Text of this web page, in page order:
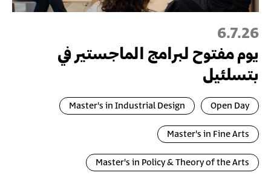
6.7.26
يوم مفتوح لبرامج الماجستير في
بتسلئيل
Open Day
Master's in Industrial Design
Master's in Fine Arts
Master's in Policy & Theory of the Arts